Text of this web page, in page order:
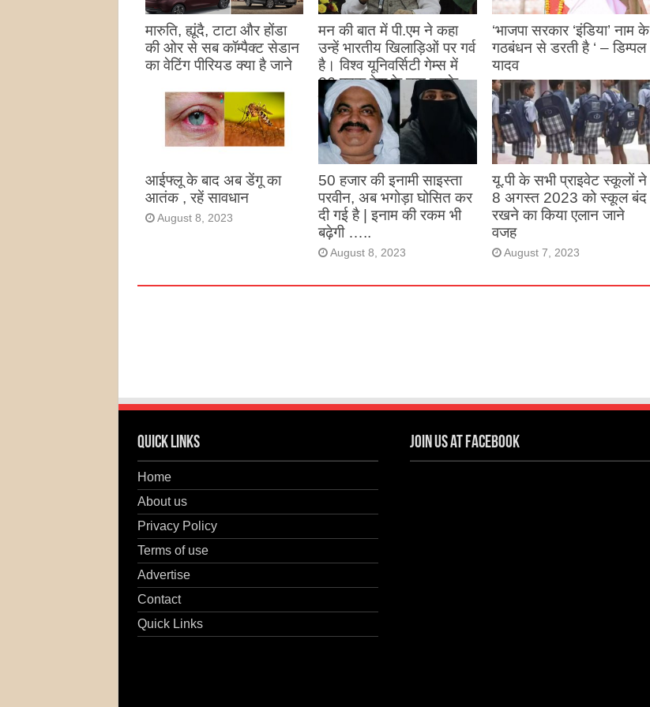
मारुति, ह्यूंदै, टाटा और होंडा
की ओर से सब कॉम्पैक्ट सेडान
का वेटिंग पीरियड क्या है जाने
मन की बात में पी.एम ने कहा
उन्हें भारतीय खिलाड़िओं पर गर्व
है। विश्व यूनिवर्सिटी गेम्स में
26 पदक देश के नाम करके
उन्होंने देश का नाम रोशन किया
है
August 27, 2023
‘भाजपा सरकार ‘इंडिया’ नाम के
गठबंधन से डरती है ‘ – डिम्पल
यादव
August 26, 2023
आईफ्लू के बाद अब डेंगू का
आतंक , रहें सावधान
August 8, 2023
50 हजार की इनामी साइस्ता
परवीन, अब भगोड़ा घोसित कर
दी गई है | इनाम की रकम भी
बढ़ेगी …..
August 8, 2023
यू.पी के सभी प्राइवेट स्कूलों ने
8 अगस्त 2023 को स्कूल बंद
रखने का किया एलान जाने
वजह
August 7, 2023
Quick Links
Home
About us
Privacy Policy
Terms of use
Advertise
Contact
Quick Links
Join us at Facebook